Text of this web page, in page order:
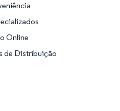
Online
de Distribuição